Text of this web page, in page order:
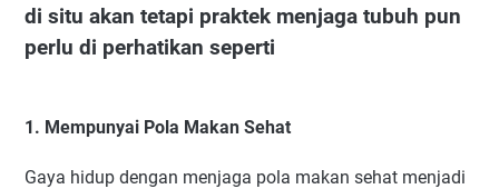
di situ akan tetapi praktek menjaga tubuh pun
perlu di perhatikan seperti
1. Mempunyai Pola Makan Sehat
Gaya hidup dengan menjaga pola makan sehat menjadi